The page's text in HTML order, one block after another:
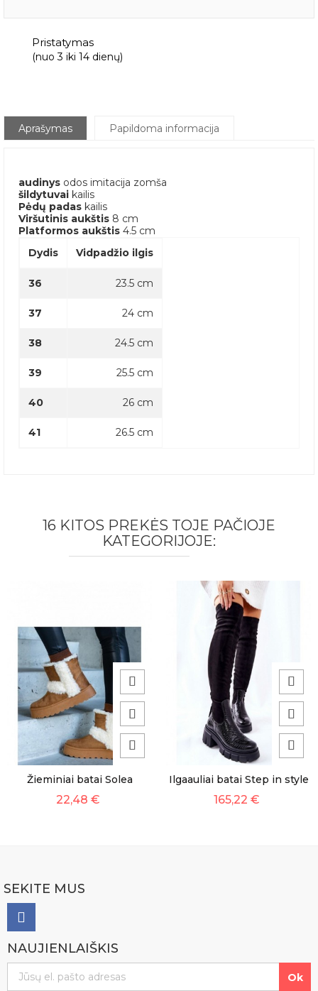
Pristatymas
(nuo 3 iki 14 dienų)
Aprašymas Papildoma informacija
audinys odos imitacija zomša
šildytuvai kailis
Pėdų padas kailis
Viršutinis aukštis 8 cm
Platformos aukštis 4.5 cm
Dydis
Vidpadžio ilgis
36 23.5 cm
37 24 cm
38 24.5 cm
39 25.5 cm
40 26 cm
41 26.5 cm
16 KITOS PREKĖS TOJE PAČIOJE
KATEGORIJOJE:
Žieminiai batai Solea
22,48 €
Ilgaauliai batai Step in style
165,22 €
SEKITE MUS
NAUJIENLAIŠKIS